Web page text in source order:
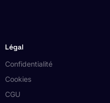
Légal
Confidentialité
Cookies
CGU